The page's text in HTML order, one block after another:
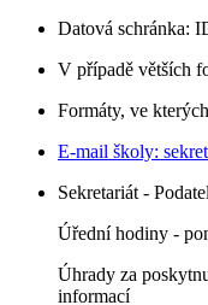
Datová schránka:
V případě větších
Formáty, ve
E-mail školy:
Sekretariát -
Úřední hodiny - p
Úhrady za
informací